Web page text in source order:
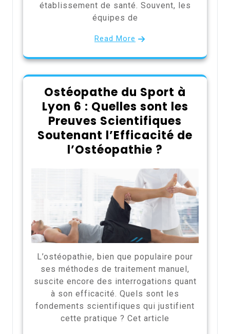
établissement de santé. Souvent, les
équipes de
Read More
Ostéopathe du Sport à
Lyon 6 : Quelles sont les
Preuves Scientifiques
Soutenant l’Efficacité de
l’Ostéopathie ?
L’ostéopathie, bien que populaire pour
ses méthodes de traitement manuel,
suscite encore des interrogations quant
à son efficacité. Quels sont les
fondements scientifiques qui justifient
cette pratique ? Cet article